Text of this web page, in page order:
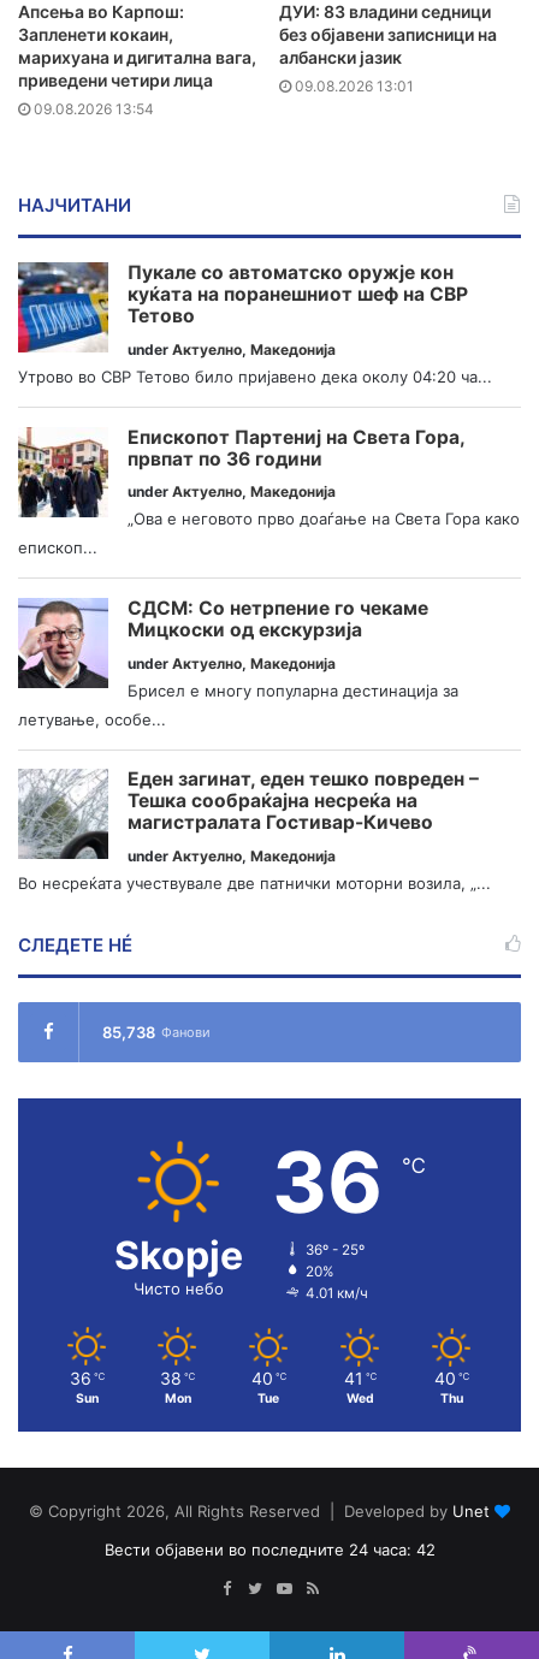
Апсења во Карпош:
Запленети кокаин,
марихуана и дигитална вага,
приведени четири лица
09.08.2026 13:54
ДУИ: 83 владини седници
без објавени записници на
албански јазик
09.08.2026 13:01
НАЈЧИТАНИ
Пукале со автоматско оружје кон
куќата на поранешниот шеф на СВР
Тетово
under Актуелно, Македонија
Утрово во СВР Тетово било пријавено дека околу 04:20 ча...
Епископот Партениј на Света Гора,
првпат по 36 години
under Актуелно, Македонија
„Ова е неговото прво доаѓање на Света Гора како
епископ...
СДСМ: Со нетрпение го чекаме
Мицкоски од екскурзија
under Актуелно, Македонија
Брисел е многу популарна дестинација за
летување, особе...
Еден загинат, еден тешко повреден –
Тешка сообраќајна несреќа на
магистралата Гостивар-Кичево
under Актуелно, Македонија
Во несреќата учествувале две патнички моторни возила, „...
СЛЕДЕТЕ НÉ
85,738 Фанови
Skopje
Чисто небо
36 ℃
36º - 25º
20%
4.01 км/ч
36 ℃
Sun
38 ℃
Mon
40 ℃
Tue
41 ℃
Wed
40 ℃
Thu
© Copyright 2026, All Rights Reserved | Developed by Unet
Вести објавени во последните 24 часа: 42
Facebook
TwitterYouTube
RSS